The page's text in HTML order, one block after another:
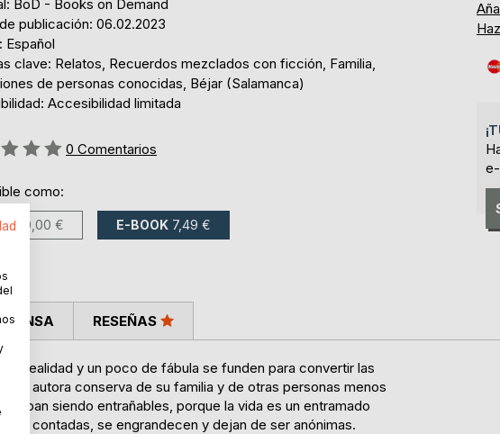
BoD - Books on Demand
publicación: 06.02.2023
Español
clave: Relatos, Recuerdos mezclados con ficción, Familia,
de personas conocidas, Béjar (Salamanca)
Accesibilidad limitada
0 Comentarios
como:
10,00 € E-BOOK 7,49 €
realidad y un poco de fábula se funden para convertir las
la autora conserva de su familia y de otras personas menos
siendo entrañables, porque la vida es un entramado
contadas, se engrandecen y dejan de ser anónimas.
RESEÑAS